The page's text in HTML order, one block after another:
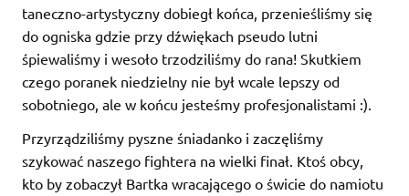
taneczno-artystyczny dobiegł końca, przenieśliśmy się
do ogniska gdzie przy dźwiękach pseudo lutni
śpiewaliśmy i wesoło trzodziliśmy do rana! Skutkiem
czego poranek niedzielny nie był wcale lepszy od
sobotniego, ale w końcu jesteśmy profesjonalistami :).
Przyrządziliśmy pyszne śniadanko i zaczęliśmy
szykować naszego fightera na wielki finał. Ktoś obcy,
kto by zobaczył Bartka wracającego o świcie do namiotu